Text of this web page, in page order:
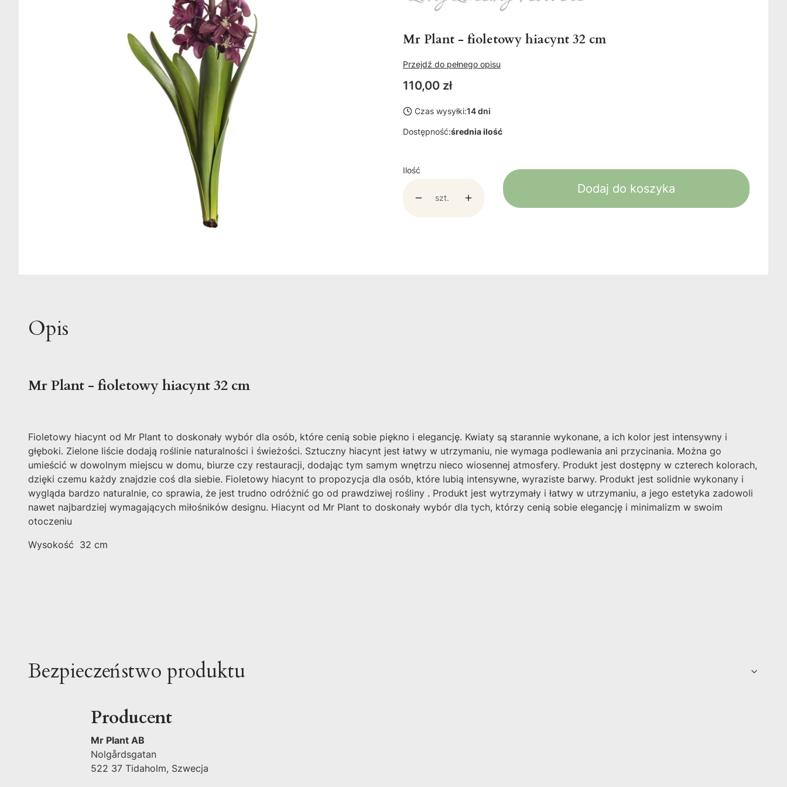
Mr Plant - fioletowy hiacynt 32 cm
Przejdź do pełnego opisu
Cena
110,00 zł
Czas wysyłki:14 dni
Dostępność:średnia ilość
Ilość
szt.
Dodaj do koszyka
Opis
Mr Plant - fioletowy hiacynt 32 cm
Fioletowy hiacynt od Mr Plant to doskonały wybór dla osób, które cenią sobie piękno i elegancję. Kwiaty są starannie wykonane, a ich kolor jest intensywny i
głęboki. Zielone liście dodają roślinie naturalności i świeżości. Sztuczny hiacynt jest łatwy w utrzymaniu, nie wymaga podlewania ani przycinania. Można go
umieścić w dowolnym miejscu w domu, biurze czy restauracji, dodając tym samym wnętrzu nieco wiosennej atmosfery. Produkt jest dostępny w czterech kolorach,
dzięki czemu każdy znajdzie coś dla siebie. Fioletowy hiacynt to propozycja dla osób, które lubią intensywne, wyraziste barwy. Produkt jest solidnie wykonany i
wygląda bardzo naturalnie, co sprawia, że jest trudno odróżnić go od prawdziwej rośliny . Produkt jest wytrzymały i łatwy w utrzymaniu, a jego estetyka zadowoli
nawet najbardziej wymagających miłośników designu. Hiacynt od Mr Plant to doskonały wybór dla tych, którzy cenią sobie elegancję i minimalizm w swoim
otoczeniu
Wysokość 32 cm
Bezpieczeństwo produktu
Producent
Mr Plant AB
Nolgårdsgatan
522 37 Tidaholm, Szwecja